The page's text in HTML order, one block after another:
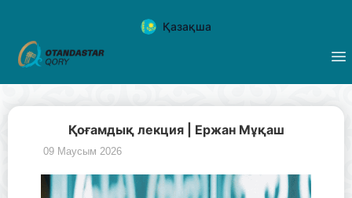
Қазақша
Қоғамдық лекция | Ержан Мұқаш
09 Маусым 2026